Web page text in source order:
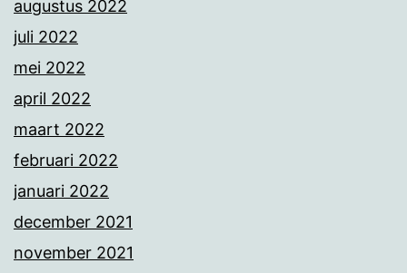
augustus 2022
juli 2022
mei 2022
april 2022
maart 2022
februari 2022
januari 2022
december 2021
november 2021